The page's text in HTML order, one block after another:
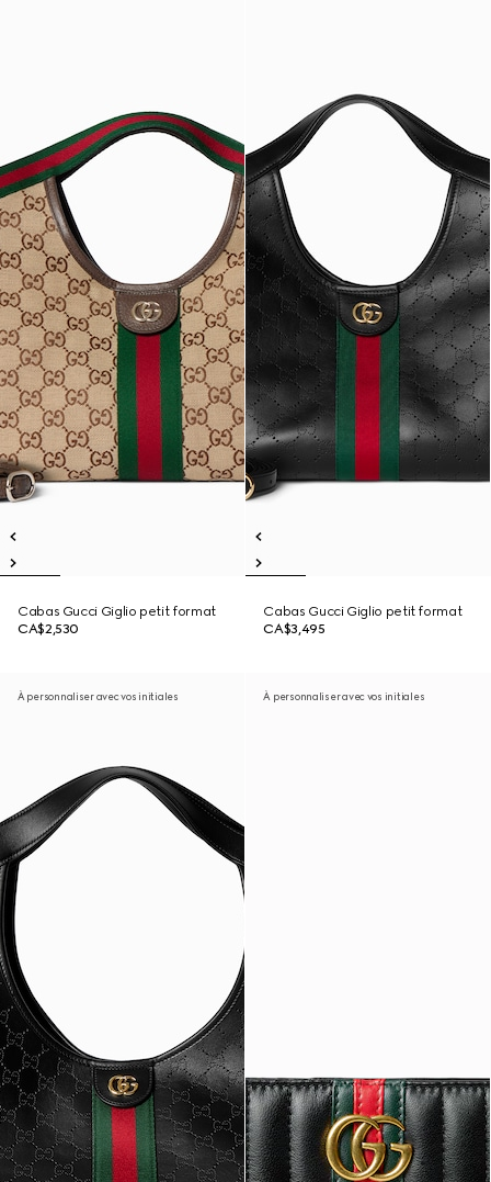
Cabas Gucci Giglio petit format
CA$2,530
Cabas Gucci Giglio petit format
CA$3,495
À personnaliser avec vos initiales À personnaliser avec vos initiales